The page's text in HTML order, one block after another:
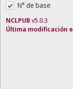
N° de base
NCLPUB v5.0.3
Última modificación